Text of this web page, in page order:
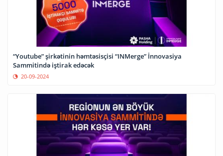
“Youtube” şirkətinin həmtəsisçisi “INMerge” İnnovasiya
Sammitində iştirak edəcək
20-09-2024